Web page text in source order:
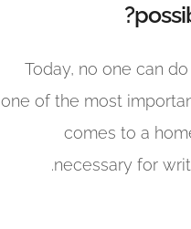
Today, no one can
one of the most
comes to a
necessary for